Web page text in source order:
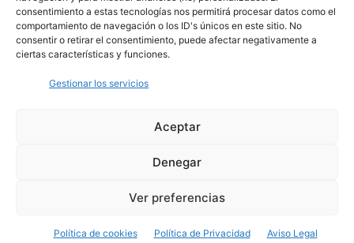
consentimiento a estas tecnologías nos permitirá procesar datos como el
comportamiento de navegación o los ID's únicos en este sitio. No
consentir o retirar el consentimiento, puede afectar negativamente a
ciertas características y funciones.
Gestionar los servicios
Aceptar
Denegar
Ver preferencias
Política de cookies Política de Privacidad Aviso Legal